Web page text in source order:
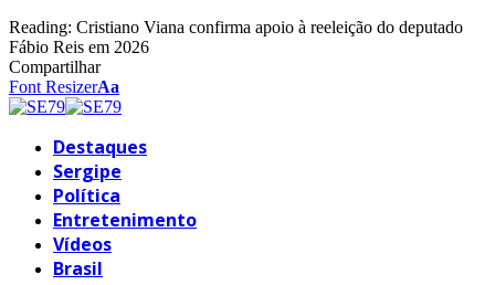
Reading: Cristiano Viana confirma apoio à reeleição do deputado
Fábio Reis em 2026
Compartilhar
Font ResizerAa
Destaques
Sergipe
Política
Entretenimento
Vídeos
Brasil